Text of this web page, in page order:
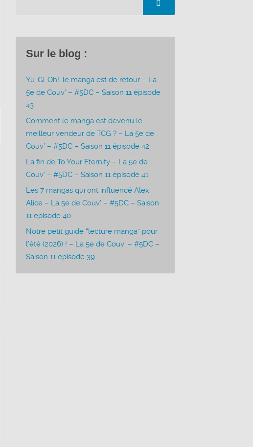
Sur le blog :
Yu-Gi-Oh!, le manga est de retour – La
5e de Couv’ – #5DC – Saison 11 épisode
43
Comment le manga est devenu le
meilleur vendeur de TCG ? – La 5e de
Couv’ – #5DC – Saison 11 épisode 42
La fin de To Your Eternity – La 5e de
Couv’ – #5DC – Saison 11 épisode 41
Les 7 mangas qui ont influencé Alex
Alice – La 5e de Couv’ – #5DC – Saison
11 épisode 40
Notre petit guide “lecture manga” pour
l’été (2026) ! – La 5e de Couv’ – #5DC –
Saison 11 épisode 39